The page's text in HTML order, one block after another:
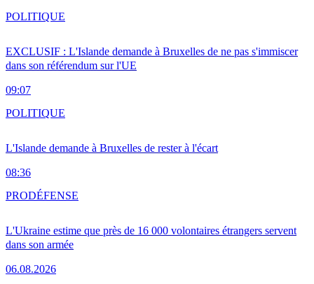
EXCLUSIF : L'Islande demande à Bruxelles de ne pas s'immiscer
dans son référendum sur l'UE
09:07
POLITIQUE
L'Islande demande à Bruxelles de rester à l'écart
08:36
POLITIQUE
L'Ukraine estime que près de 16 000 volontaires étrangers servent
dans son armée
06.08.2026
PRODÉFENSE